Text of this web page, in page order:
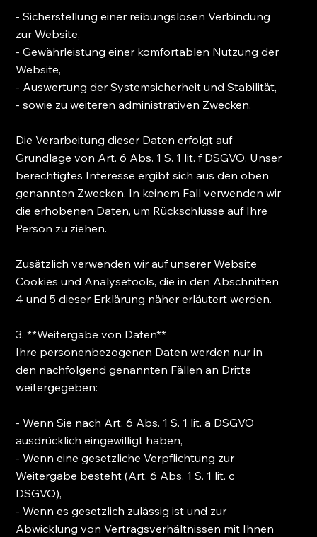
- Sicherstellung einer reibungslosen Verbindung
zur Website,
- Gewährleistung einer komfortablen Nutzung der
Website,
- Auswertung der Systemsicherheit und Stabilität,
- sowie zu weiteren administrativen Zwecken.
Die Verarbeitung dieser Daten erfolgt auf
Grundlage von Art. 6 Abs. 1 S. 1 lit. f DSGVO. Unser
berechtigtes Interesse ergibt sich aus den oben
genannten Zwecken. In keinem Fall verwenden wir
die erhobenen Daten, um Rückschlüsse auf Ihre
Person zu ziehen.
Zusätzlich verwenden wir auf unserer Website
Cookies und Analysetools, die in den Abschnitten
4 und 5 dieser Erklärung näher erläutert werden.
3. **Weitergabe von Daten**
Ihre personenbezogenen Daten werden nur in
den nachfolgend genannten Fällen an Dritte
weitergegeben:
- Wenn Sie nach Art. 6 Abs. 1 S. 1 lit. a DSGVO
ausdrücklich eingewilligt haben,
- Wenn eine gesetzliche Verpflichtung zur
Weitergabe besteht (Art. 6 Abs. 1 S. 1 lit. c
DSGVO),
- Wenn es gesetzlich zulässig ist und zur
Abwicklung von Vertragsverhältnissen mit Ihnen